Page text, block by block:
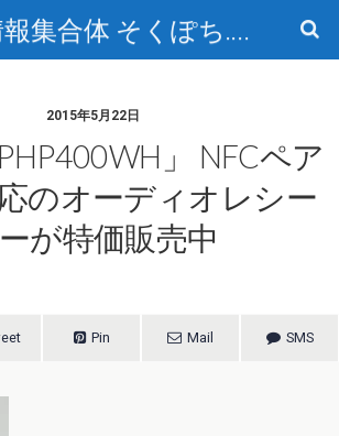
特価情報集合体 そくぽち.com
2015年5月22日
」 NFCペア
のオーディオレシー
が特価販売中
Pin Mail SMS